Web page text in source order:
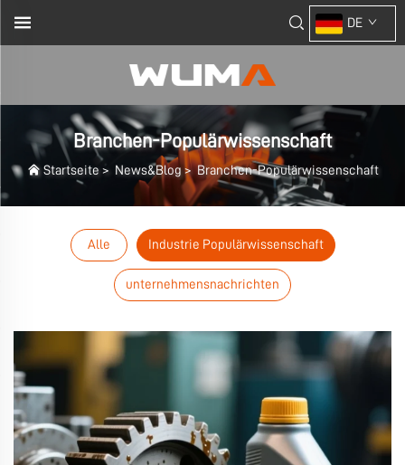
DE
Branchen-Populärwissenschaft
Startseite > News&Blog >Branchen-Populärwissenschaft
Alle Industrie Populärwissenschaft
unternehmensnachrichten